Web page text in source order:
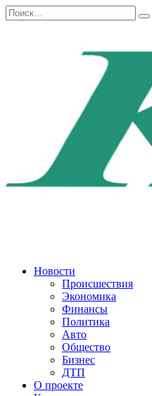
Перейти
к
Search
for:
Новости
Происшествия
Экономика
Финансы
Политика
Авто
Общество
Бизнес
ДТП
О проекте